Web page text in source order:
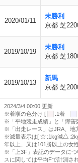
2020/01/11
未勝利
京都 芝
2019/10/19
未勝利
京都 芝
2019/10/13
新馬
京都 芝
2024/3/4 00:00 更新
※着順の色分け [
:1着
※「平地競走成績」と「障害
※「出走レース」はJRA、地
※減量表示は[
:1kg減
年以上、又は101勝以上の女
※「上3F」表記のデータにつ
スに関しては平均Fで計測さ